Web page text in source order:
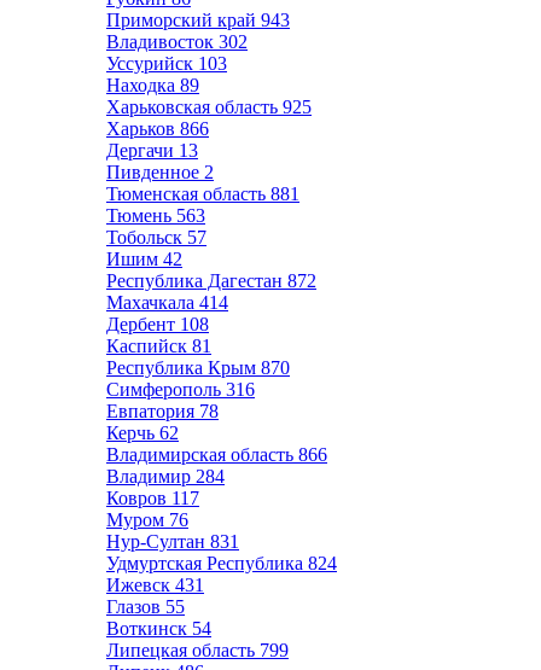
Приморский край 943
Владивосток 302
Уссурийск 103
Находка 89
Харьковская область 925
Харьков 866
Дергачи 13
Пивденное 2
Тюменская область 881
Тюмень 563
Тобольск 57
Ишим 42
Республика Дагестан 872
Махачкала 414
Дербент 108
Каспийск 81
Республика Крым 870
Симферополь 316
Евпатория 78
Керчь 62
Владимирская область 866
Владимир 284
Ковров 117
Муром 76
Нур-Султан 831
Удмуртская Республика 824
Ижевск 431
Глазов 55
Воткинск 54
Липецкая область 799